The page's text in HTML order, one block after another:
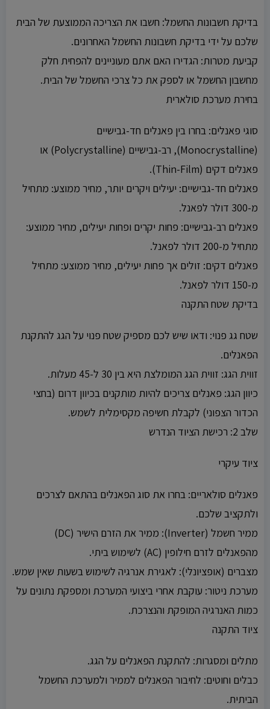
בדיקת חשבונות החשמל: חשבו את הצריכה הממוצעת של הבית
שלכם על ידי בדיקת חשבונות החשמל האחרונים.
קביעת מטרות: הגדירו האם אתם מעוניינים להפחית חלק
מחשבון החשמל או לספק את כל צרכי החשמל של הבית.
בחירת מערכת סולארית
סוגי פאנלים: בחרו בין פאנלים חד-גבישיים
(Monocrystalline), רב-גבישיים (Polycrystalline) או
פאנלים דקים (Thin-Film).
פאנלים חד-גבישיים: יעילים ויקרים יותר, מחיר ממוצע: מתחיל
מ-300 דולר לפאנל.
פאנלים רב-גבישיים: פחות יקרים ופחות יעילים, מחיר ממוצע:
מתחיל מ-200 דולר לפאנל.
פאנלים דקים: זולים אך פחות יעילים, מחיר ממוצע: מתחיל
מ-150 דולר לפאנל.
בדיקת שטח התקנה
שטח גג פנוי: ודאו שיש לכם מספיק שטח פנוי על הגג להתקנת
הפאנלים.
זווית הגג: זווית הגג המומלצת היא בין 30 ל-45 מעלות.
כיוון הגג: פאנלים צריכים להיות מותקנים בכיוון דרום (בחצי
הכדור הצפוני) לקבלת חשיפה מקסימלית לשמש.
שלב 2: רכישת הציוד הנדרש
ציוד עיקרי
פאנלים סולאריים: בחרו את סוג הפאנלים בהתאם לצרכים
ולתקציב שלכם.
ממיר חשמל (Inverter): ממיר את הזרם הישיר (DC)
מהפאנלים לזרם חילופין (AC) לשימוש ביתי.
מצברים (אופציונלי): לאגירת אנרגיה לשימוש בשעות שאין שמש.
מערכת ניטור: עוקבת אחרי ביצועי המערכת ומספקת נתונים על
כמות האנרגיה המופקת והנצרכת.
ציוד התקנה
מתלים ומסגרות: להתקנת הפאנלים על הגג.
כבלים וחוטים: לחיבור הפאנלים לממיר ולמערכת החשמל
הביתית.